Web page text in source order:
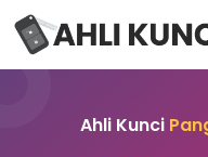
Ahli Kunci